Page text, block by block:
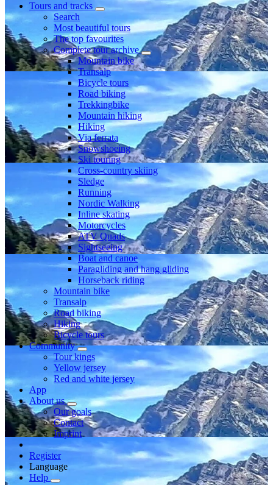
Tours and tracks
Search
Most beautiful tours
The top favourites
Complete tour archive
Mountain bike
Transalp
Bicycle tours
Road biking
Trekkingbike
Mountain hiking
Hiking
Via ferrata
Snowshoeing
Ski touring
Cross-country skiing
Sledge
Running
Nordic Walking
Inline skating
Motorcycles
ATV Quads
Sightseeing
Boat and canoe
Paragliding and hang gliding
Horseback riding
Mountain bike
Transalp
Road biking
Hiking
Bicycle tours
Community
Tour kings
Yellow jersey
Red and white jersey
App
About us
Our goals
Contact
Imprint
Register
Language
Help